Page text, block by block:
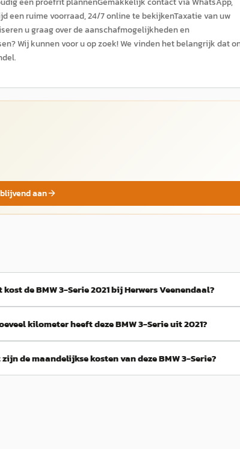
een ruime voorraad, 24/7 online te bekijkenTaxatie van uw
u graag over de aanschafmogelijkheden en
Wij kunnen voor u op zoek! We vinden het belangrijk dat
aan
kost de BMW 3-Serie 2021 bij Herwers Veenendaal?
kilometer heeft deze BMW 3-Serie uit 2021?
zijn de maandelijkse kosten van deze BMW 3-Serie?